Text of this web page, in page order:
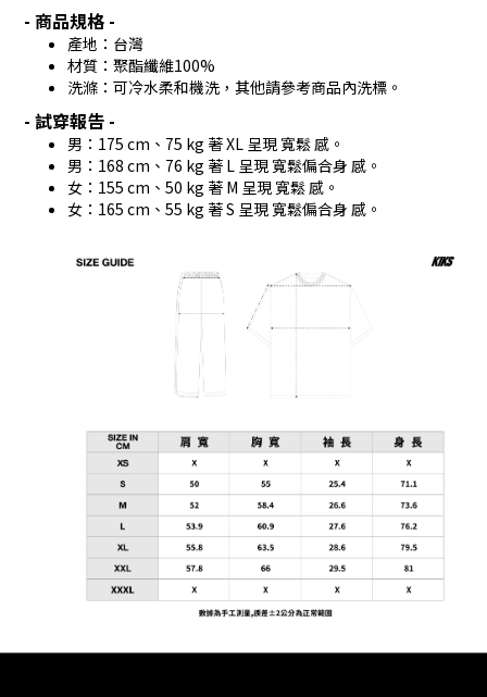
- 商品規格 -
產地：台灣
材質：聚酯纖維100%
洗滌：可冷水柔和機洗，其他請參考商品內洗標。
- 試穿報告 -
男：175 cm、75 kg 著 XL 呈現 寬鬆 感。
男：168 cm、76 kg 著 L 呈現 寬鬆偏合身 感。
女：155 cm、50 kg 著 M 呈現 寬鬆 感。
女：165 cm、55 kg 著 S 呈現 寬鬆偏合身 感。